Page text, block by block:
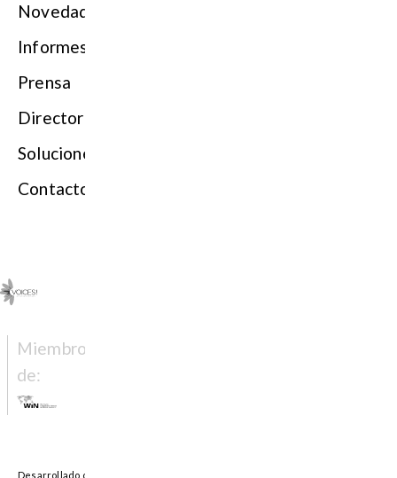
Novedades
Informes
Prensa
Directorio
Soluciones
Contacto
Miembro
de: